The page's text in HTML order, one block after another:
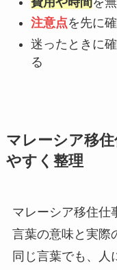
注意点を先に
迷ったときに
る
マレーシア移
やすく整理
マレーシア移住仕
言葉の意味と実際
同じ言葉でも、人